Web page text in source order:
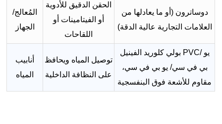
المُعالج/
الجهاز
الحقن الدقيق للأدوية
أو الفيتامينات أو
اللقاحات
دوساترون (أو ما يعادلها من
العلامات التجارية عالية الدقة)
أنابيب
المياه
توصيل المياه ويحافظ
على النظافة الداخلية
بولي كلوريد الفينيل PVC/ يو
بي في سي/ يو بي في سي،
مقاوم للأشعة فوق البنفسجية